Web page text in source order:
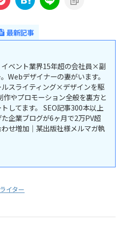
最新記事
イベント業界15年超の会社員×副
Webデザイナーの妻がいます。
ルスライティング×デザインを駆
作やプロモーション全般を裏方と
してます。 SEO記事300本以上
た企業ブログが6ヶ月で2万PV超
せ増加｜某出版社様メルマガ執
ライター